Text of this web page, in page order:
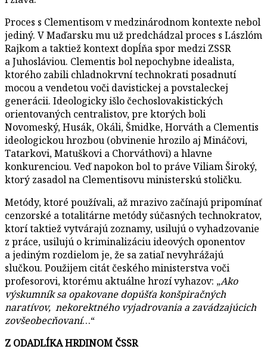
Proces s Clementisom v medzinárodnom kontexte nebol
jediný. V Maďarsku mu už predchádzal proces s Lászlóm
Rajkom a taktiež kontext dopĺňa spor medzi ZSSR
a Juhosláviou. Clementis bol nepochybne idealista,
ktorého zabili chladnokrvní technokrati posadnutí
mocou a vendetou voči davistickej a povstaleckej
generácii. Ideologicky išlo čechoslovakistických
orientovaných centralistov, pre ktorých boli
Novomeský, Husák, Okáli, Šmidke, Horváth a Clementis
ideologickou hrozbou (obvinenie hrozilo aj Mináčovi,
Tatarkovi, Matuškovi a Chorváthovi) a hlavne
konkurenciou. Veď napokon bol to práve Viliam Široký,
ktorý zasadol na Clementisovu ministerskú stoličku.
Metódy, ktoré používali, až mrazivo začínajú pripomínať
cenzorské a totalitárne metódy súčasných technokratov,
ktorí taktiež vytvárajú zoznamy, usilujú o vyhadzovanie
z práce, usilujú o kriminalizáciu ideových oponentov
a jediným rozdielom je, že sa zatiaľ nevyhrážajú
slučkou. Použijem citát českého ministerstva voči
profesorovi, ktorému aktuálne hrozí vyhazov: „Ako
výskumník sa opakovane dopúšťa konšpiračných
naratívov, nekorektného vyjadrovania a zavádzajúcich
zovšeobecňovaní…“
Z ODADLÍKA HRDINOM ČSSR